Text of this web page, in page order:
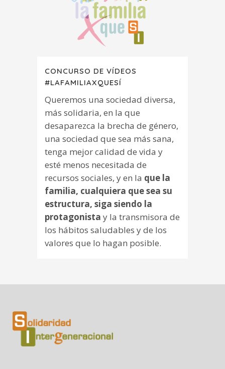
CONCURSO DE VÍDEOS
#LAFAMILIAXQUESÍ
Queremos una sociedad diversa,
más solidaria, en la que
desaparezca la brecha de género,
una sociedad que sea más sana,
tenga mejor calidad de vida y
esté menos necesitada de
recursos sociales, y en la que la
familia, cualquiera que sea su
estructura, siga siendo la
protagonista y la transmisora de
los hábitos saludables y de los
valores que lo hagan posible.